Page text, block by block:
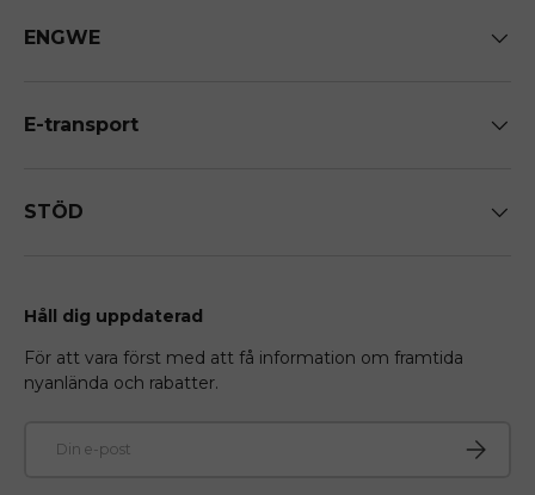
ENGWE
E-transport
STÖD
Håll dig uppdaterad
För att vara först med att få information om framtida
nyanlända och rabatter.